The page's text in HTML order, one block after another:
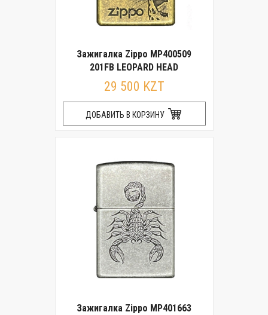
Зажигалка Zippo MP400509
201FB LEOPARD HEAD
29 500 KZT
ДОБАВИТЬ В КОРЗИНУ
Зажигалка Zippo MP401663